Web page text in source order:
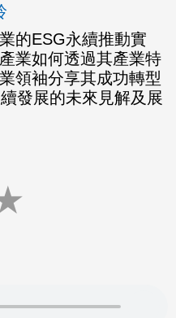
的ESG永續推動實
業如何透過其產業特
領袖分享其成功轉型
發展的未來見解及展